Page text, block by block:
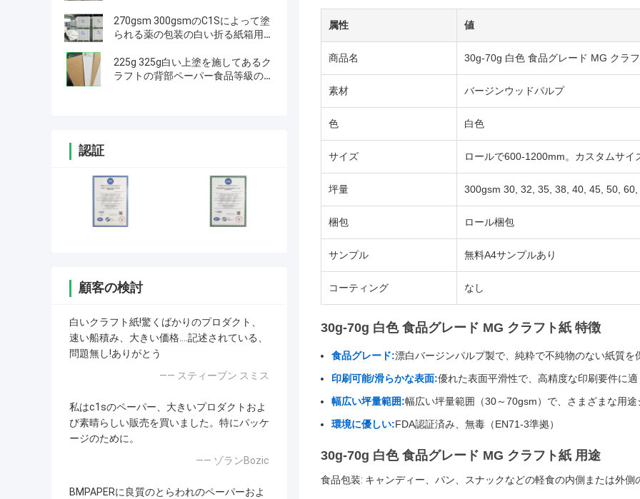
270gsm 300gsmのC1Sによって塗
られる薬の包装の白い折る紙箱用厚
225g 325g白い上塗を施してあるク
ラフトの背部ペーパー食品等級のフ
認証
顧客の検討
白いクラフト紙!驚くばかりのプロダクト、
速い船積み、大きい価格….記述されている、
問題無し!ありがとう
—— スティーブン スミス
私はc1sのペーパー、大きいプロダクトおよ
び素晴らしい販売を買いました。特にパッケ
ージのために。
—— ゾランBozic
BMPAPERに良質のとらわれのペーパーおよ
属性 値
商品名 30g-70g 白色 食品グレード MG クラ
素材 バージンウッドパルプ
色 白色
サイズ ロールで600-1200mm。カスタムサイ
坪量 300gsm 30, 32, 35, 38, 40, 45, 50,
梱包 ロール梱包
サンプル 無料A4サンプルあり
コーティング なし
30g-70g 白色 食品グレード MG クラフト紙 特徴
食品グレード:漂白バージンパルプ製で、純粋で不純物のない紙質を
印刷可能/滑らかな表面:優れた表面平滑性で、高精度な印刷要件に
幅広い坪量範囲:幅広い坪量範囲（30～70gsm）で、さまざまな用
環境に優しい:FDA認証済み、無毒（EN71-3準拠）
30g-70g 白色 食品グレード MG クラフト紙 用途
食品包装: キャンディー、パン、スナックなどの軽食の内側または外側